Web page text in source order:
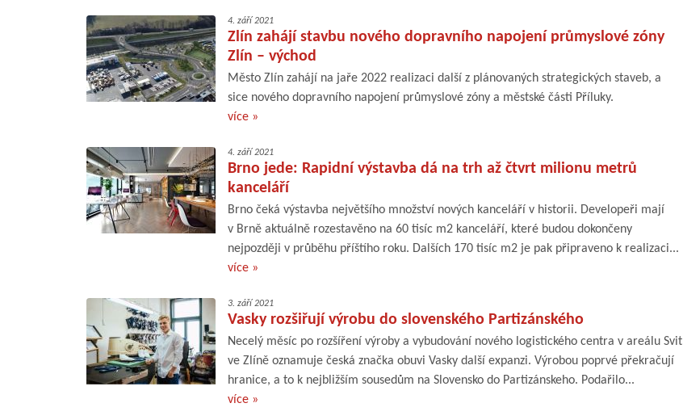
4. září 2021
Zlín zahájí stavbu nového dopravního napojení průmyslové zóny
Zlín – východ
Město Zlín zahájí na jaře 2022 realizaci další z plánovaných strategických staveb, a
sice nového dopravního napojení průmyslové zóny a městské části Příluky.
více »
4. září 2021
Brno jede: Rapidní výstavba dá na trh až čtvrt milionu metrů
kanceláří
Brno čeká výstavba největšího množství nových kanceláří v historii. Developeři mají
v Brně aktuálně rozestavěno na 60 tisíc m2 kanceláří, které budou dokončeny
nejpozději v průběhu příštího roku. Dalších 170 tisíc m2 je pak připraveno k realizaci...
více »
3. září 2021
Vasky rozšiřují výrobu do slovenského Partizánského
Necelý měsíc po rozšíření výroby a vybudování nového logistického centra v areálu Svit
ve Zlíně oznamuje česká značka obuvi Vasky další expanzi. Výrobou poprvé překračují
hranice, a to k nejbližším sousedům na Slovensko do Partizánskeho. Podařilo...
více »